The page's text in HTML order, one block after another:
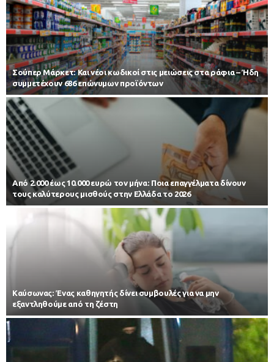
Σούπερ Μάρκετ: Και νέοι κωδικοί στις μειώσεις στα ράφια – Ήδη
συμμετέχουν 686 επώνυμων προϊόντων
Από 2.000 έως 10.000 ευρώ τον μήνα: Ποια επαγγέλματα δίνουν
τους καλύτερους μισθούς στην Ελλάδα το 2026
Kαύσωνας: Ένας καθηγητής δίνει συμβουλές για να μην
εξαντληθούμε από τη ζέστη